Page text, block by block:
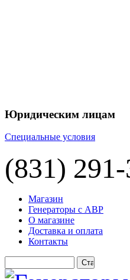
Юридическим лицам
Специальные условия
(831)
Магазин
Генераторы с АВР
О магазине
Доставка и оплата
Контакты